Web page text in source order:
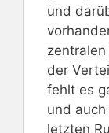
und
der
fehlt es
und
letzten